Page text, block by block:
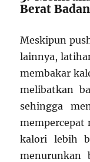
Berat Badan
Meskipun
lainnya,
membakar
melibatkan
sehingga
mempercepat
kalori lebih
menurunkan